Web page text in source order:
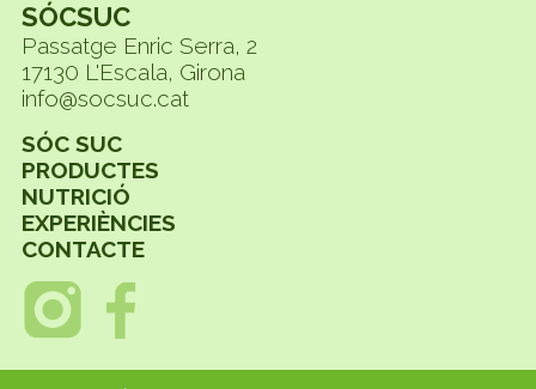
SÓCSUC
Passatge Enric Serra, 2
17130 L'Escala, Girona
info@socsuc.cat
SÓC SUC
PRODUCTES
NUTRICIÓ
EXPERIÈNCIES
CONTACTE